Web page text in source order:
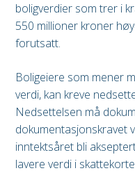
boligverdier som trer i
550 millioner kroner
forutsatt.
Boligeiere som mener
verdi, kan kreve
Nedsettelsen må
dokumentasjonskravet
inntektsåret bli
lavere verdi i